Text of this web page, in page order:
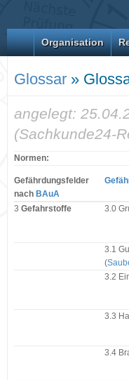
Organisation
Glossar »
angelegt:
(Sachkunde24-
Normen:
Gefährdungsfelder
nach BAuA
3 Gefahrstoffe 3.0
3.1
(
3.2
3.3
3.4